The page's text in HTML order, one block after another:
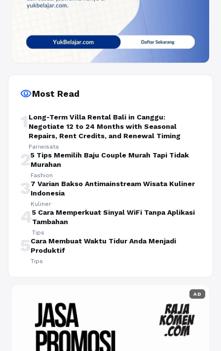
visibilityMost Read
1 Long-Term Villa Rental Bali in Canggu:
Negotiate 12 to 24 Months with Seasonal
Repairs, Rent Credits, and Renewal Timing
Pariwisata
25 Tips Memilih Baju Couple Murah Tapi Tidak
Murahan
Fashion
37 Varian Bakso Antimainstream Wisata Kuliner
Indonesia
Kuliner
45 Cara Memperkuat Sinyal WiFi Tanpa Aplikasi
Tambahan
Tips
5Cara Membuat Waktu Tidur Anda Menjadi
Produktif
Tips
AD